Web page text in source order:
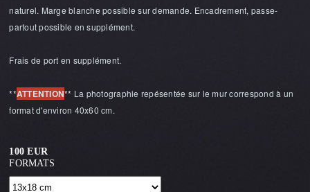
naturel. Marge blanche possible sur demande. Encadrement, passe-
partout possible en supplément.
Frais de port en supplément.
**ATTENTION** La photographie repésentée sur le mur correspond à un
format d'environ 40x60 cm.
100 EUR
FORMATS